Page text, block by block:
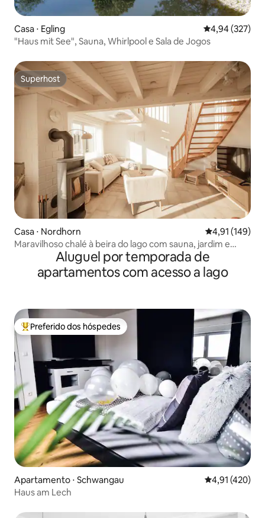
Casa ⋅ Egling 4,94 de uma
4,94 (327)
"Haus mit See", Sauna, Whirlpool e Sala de Jogos
Superhost
Superhost
Casa ⋅ Nordhorn 4,91 de uma
4,91 (149)
Maravilhoso chalé à beira do lago com sauna, jardim e
Aluguel por temporada de
apartamentos com acesso a lago
Entre os melhores preferidos dos hóspedes
Preferido dos hóspedes
Apartamento ⋅ Schwangau 4,91 de uma
4,91 (420)
Haus am Lech